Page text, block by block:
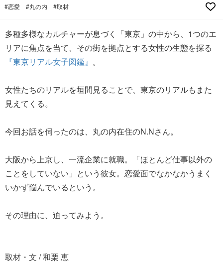
#恋愛 #丸の内 #取材
多種多様なカルチャーが息づく「東京」の中から、1つのエ
リアに焦点を当て、その街を拠点とする女性の生態を探る
『東京リアル女子図鑑』 。
女性たちのリアルを垣間見ることで、東京のリアルもまた
見えてくる。
今回お話を伺ったのは、丸の内在住のN.Nさん。
大阪から上京し、一流企業に就職。「ほとんど仕事以外の
ことをしていない」という彼女。恋愛面でなかなかうまく
いかず悩んでいるという。
その理由に、迫ってみよう。
取材・文 / 和栗 恵